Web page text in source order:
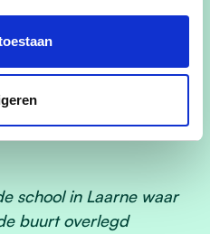
betonstructuur - die
het zout
is op de lange
school in Laarne waar
buurt overlegd